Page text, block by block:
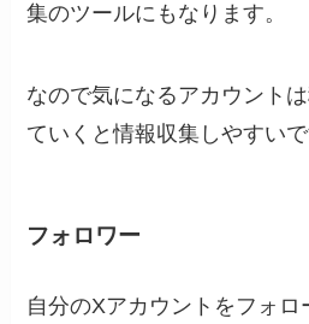
集のツールにもなります。
なので気になるアカウント
ていくと情報収集しやすいで
フォロワー
自分のXアカウントをフォロ